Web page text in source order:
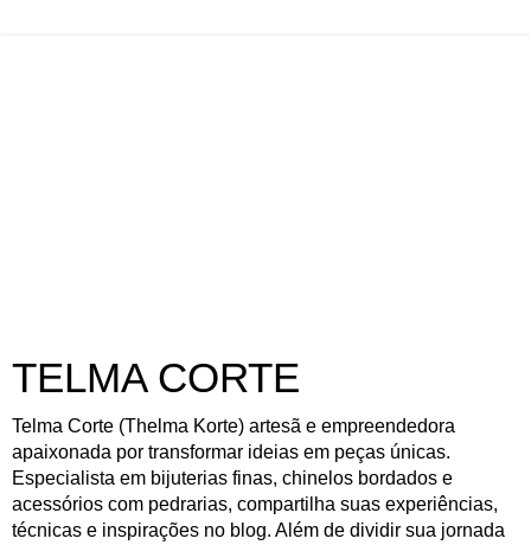
TELMA CORTE
Telma Corte (Thelma Korte) artesã e empreendedora
apaixonada por transformar ideias em peças únicas.
Especialista em bijuterias finas, chinelos bordados e
acessórios com pedrarias, compartilha suas experiências,
técnicas e inspirações no blog. Além de dividir sua jornada